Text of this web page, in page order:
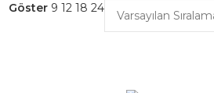
Göster 9 12 18 24